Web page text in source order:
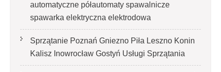
automatyczne półautomaty spawalnicze
spawarka elektryczna elektrodowa
Sprzątanie Poznań Gniezno Piła Leszno Konin
Kalisz Inowrocław Gostyń Usługi Sprzątania